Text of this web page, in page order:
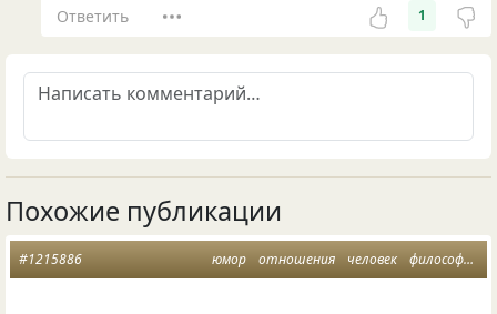
Ответить 1
Похожие публикации
юмор отношения человек философия
#1215886